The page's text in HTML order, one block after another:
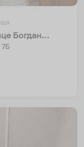
Апартаменты Все в гости на улице Богдана Хмельницкого 7Б
7Б